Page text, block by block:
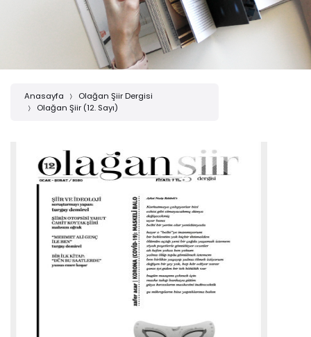
Anasayfa
Olağan Şiir Dergisi
Olağan Şiir (12. Sayı)